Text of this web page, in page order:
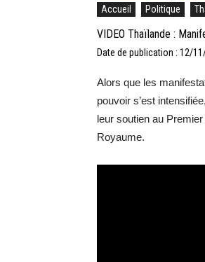
Accueil Politique
VIDEO Thaïlande :
Date de publication : 12/
Alors que les
pouvoir s’est
leur soutien au
Royaume.